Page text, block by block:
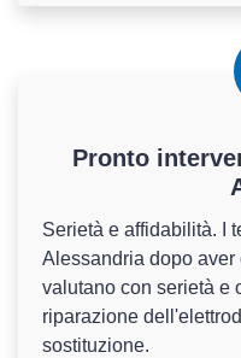
Pronto
Serietà e affidabilità. I
Alessandria dopo aver
valutano con serietà e
riparazione
sostituzione.